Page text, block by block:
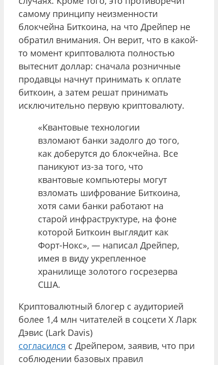
самому принципу неизменности
блокчейна Биткоина, на что Дрейпер не
обратил внимания. Он верит, что в какой-
то момент криптовалюта полностью
вытеснит доллар: сначала розничные
продавцы начнут принимать к оплате
биткоин, а затем решат принимать
исключительно первую криптовалюту.
«Квантовые технологии
взломают банки задолго до того,
как доберутся до блокчейна. Все
паникуют из-за того, что
квантовые компьютеры могут
взломать шифрование Биткоина,
хотя сами банки работают на
старой инфраструктуре, на фоне
которой Биткоин выглядит как
Форт-Нокс», — написал Дрейпер,
имея в виду укрепленное
хранилище золотого госрезерва
США.
Криптовалютный блогер с аудиторией
более 1,4 млн читателей в соцсети Х Ларк
Дэвис (Lark Davis)
согласился с Дрейпером, заявив, что при
соблюдении базовых правил